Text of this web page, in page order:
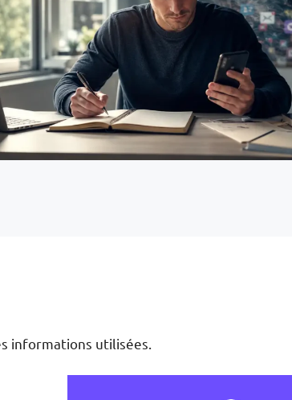
informations utilisées.